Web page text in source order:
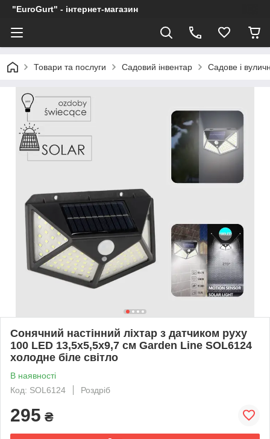
"EuroGurt" - інтернет-магазин
Товари та послуги Садовий інвентар Садове і
Сонячний настінний ліхтар з датчиком руху
100 LED 13,5x5,5x9,7 см Garden Line SOL6124
холодне біле світло
В наявності
Код: SOL6124
Роздріб
295 ₴